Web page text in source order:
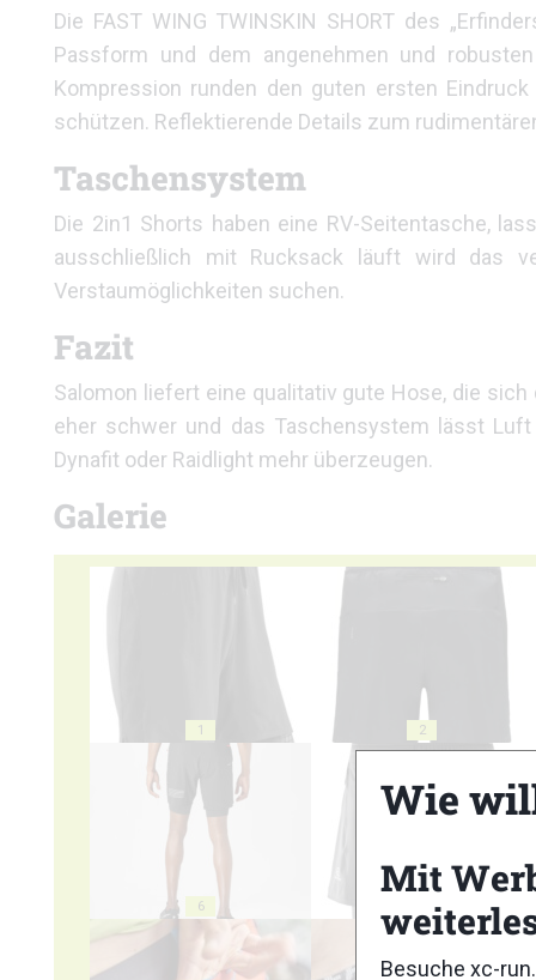
Die FAST WING TWINSKIN SHORT des
Passform und dem angenehmen und
Kompression runden den guten ersten
schützen. Reflektierende Details zum
Taschensystem
Die 2in1 Shorts haben eine RV-Seitentasche,
ausschließlich mit Rucksack läuft wird das
Verstaumöglichkeiten suchen.
Fazit
Salomon liefert eine qualitativ gute Hose, die
eher schwer und das Taschensystem lässt
Dynafit oder Raidlight mehr überzeugen.
Galerie
1 2
6
Wie
Mit
Besuche xc-